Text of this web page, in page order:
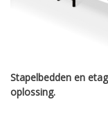
Stapelbedden en
oplossing.